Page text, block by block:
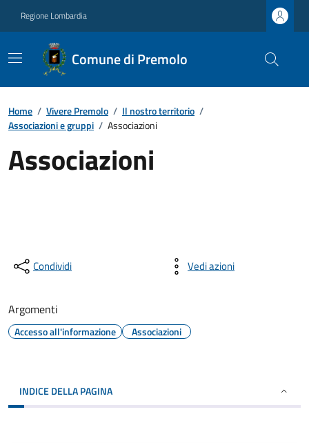
Regione Lombardia
Comune di Premolo
Home / Vivere Premolo / Il nostro territorio /
Associazioni e gruppi / Associazioni
Associazioni
Condividi Vedi azioni
Argomenti
Accesso all'informazione Associazioni
INDICE DELLA PAGINA